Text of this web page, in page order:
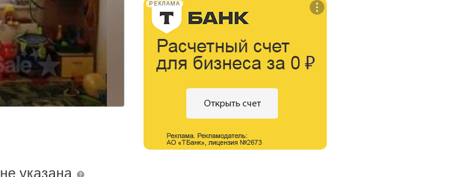
не указана
РЕКЛАМА